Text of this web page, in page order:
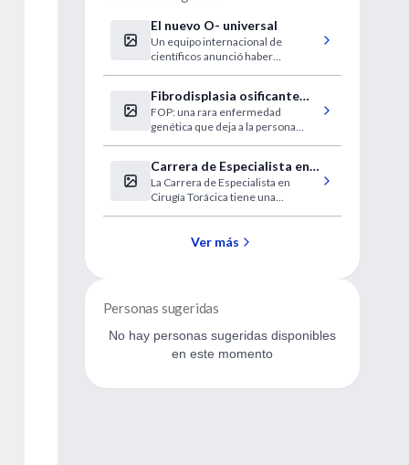
El nuevo O- universal
Un equipo internacional de
científicos anunció haber
en otro.
Fibrodisplasia osificante
progresiva
FOP: una rara enfermedad
genética que deja a la persona
Carrera de Especialista en
Cirugía Torácica
La Carrera de Especialista en
Cirugía Torácica tiene una
Ver más
Personas sugeridas
No hay personas sugeridas disponibles
en este momento